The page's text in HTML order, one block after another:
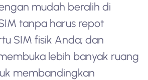
mudah beralih di
tanpa harus repot
SIM fisik Anda; dan
lebih banyak ruang
membandingkan